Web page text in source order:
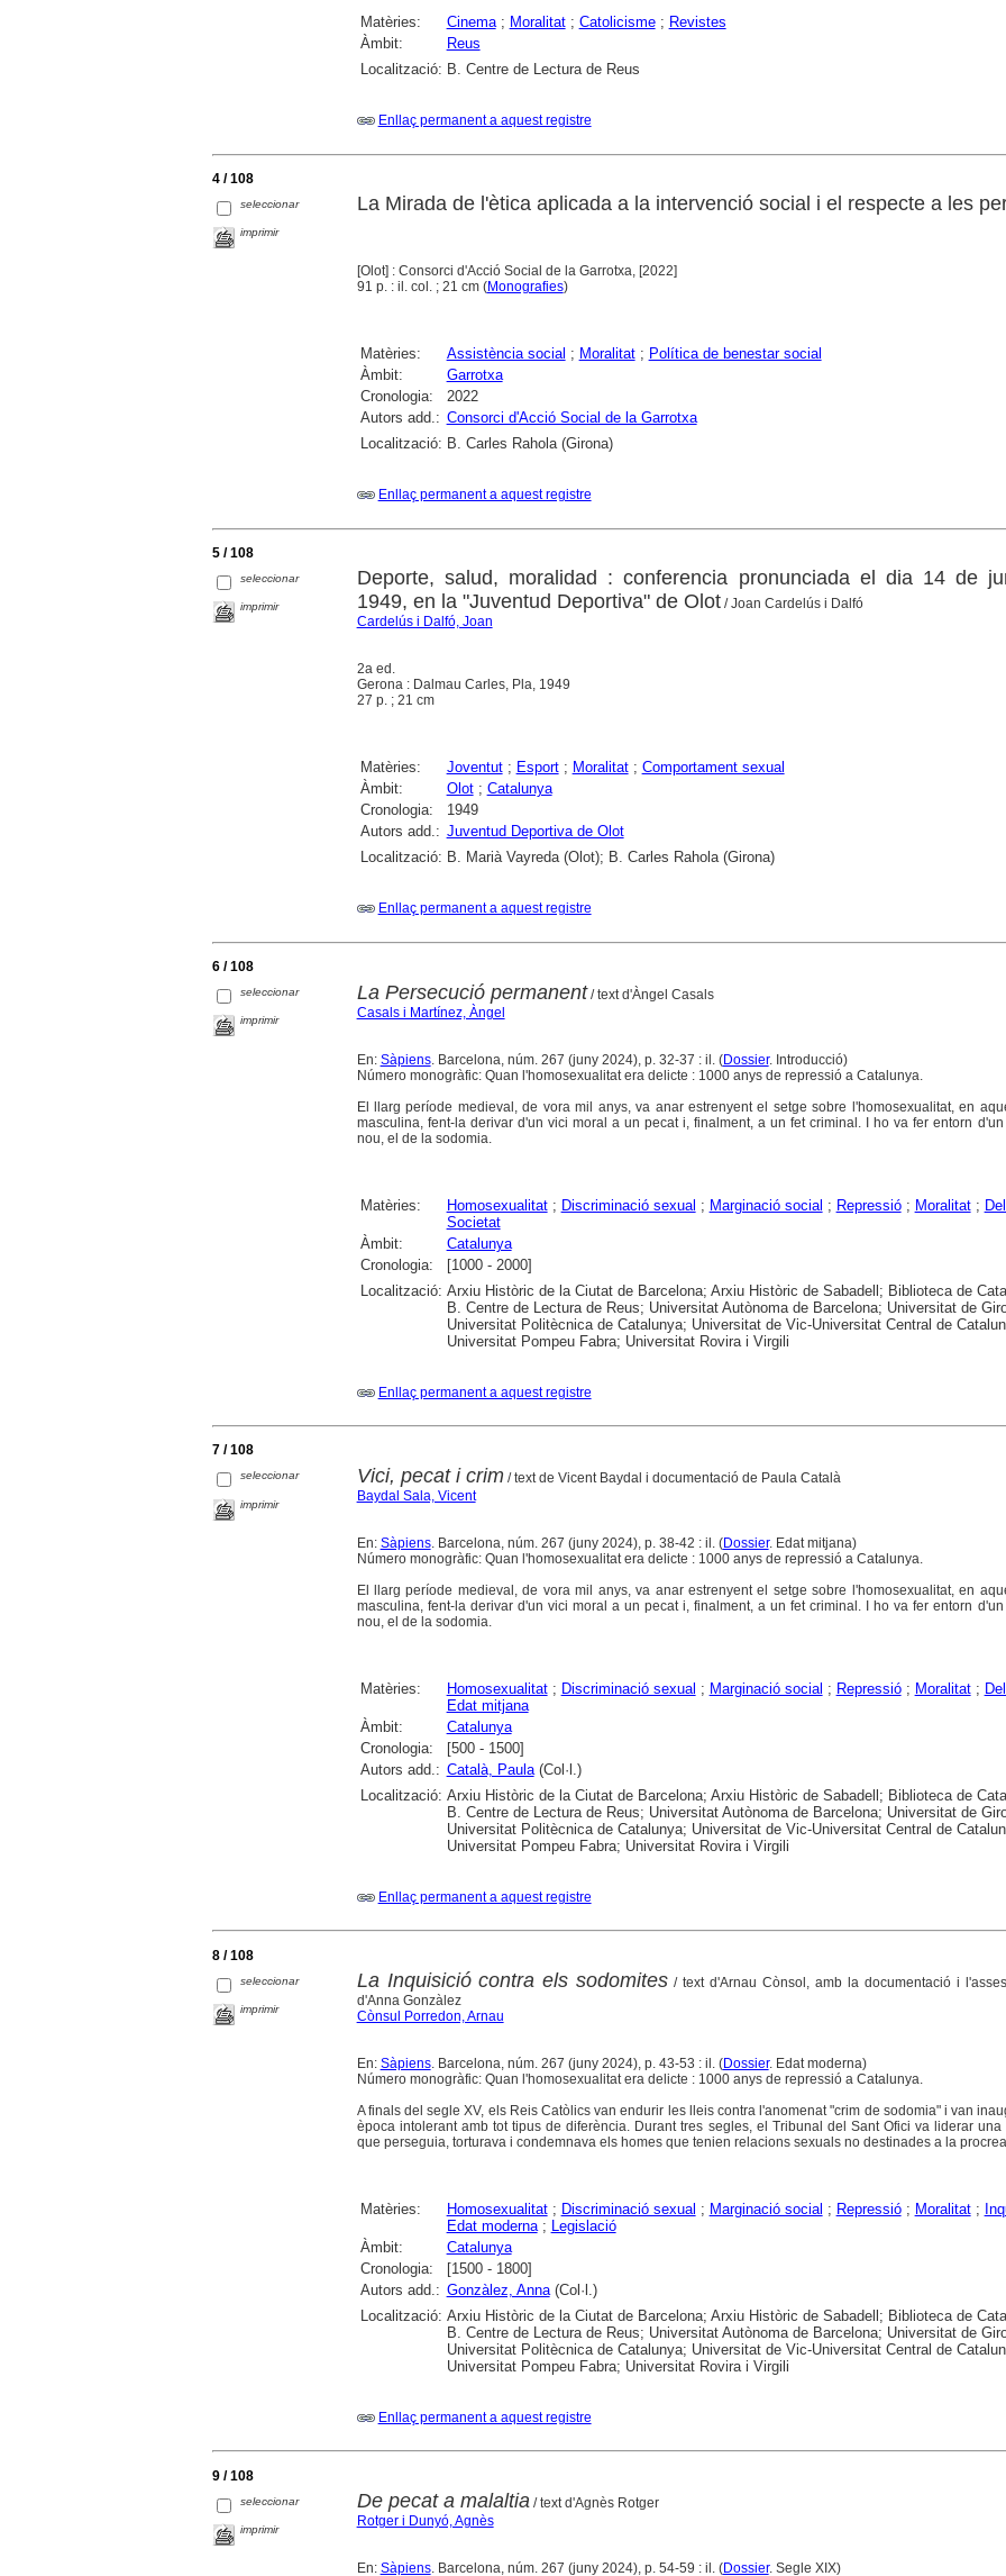
Matèries: Cinema; Moralitat; Catolicisme; Revistes
Àmbit:
Reus
Localització: B. Centre de Lectura de Reus
Enllaç permanent a aquest registre
4 / 108
seleccionar
imprimir
La Mirada de l'ètica aplicada a la intervenció social i el respecte a les
[Olot] : Consorci d'Acció Social de la Garrotxa, [2022]
91 p. : il. col. ; 21 cm (Monografies)
Matèries: Assistència social ; Moralitat; Política de benestar social
Àmbit:
Garrotxa
Cronologia:
2022
Autors add.: Consorci d'Acció Social de la Garrotxa
Localització: B. Carles Rahola (Girona)
Enllaç permanent a aquest registre
5 / 108
seleccionar
imprimir
Deporte, salud, moralidad : conferencia pronunciada el dia 14 de
1949, en la "Juventud Deportiva" de Olot/ Joan Cardelús i Dalfó
Cardelús i Dalfó, Joan
2a ed.
Gerona : Dalmau Carles, Pla, 1949
27 p. ; 21 cm
Matèries: Joventut; Esport; Moralitat; Comportament sexual
Àmbit:
Olot; Catalunya
Cronologia:
1949
Autors add.: Juventud Deportiva de Olot
Localització: B. Marià Vayreda (Olot); B. Carles Rahola (Girona)
Enllaç permanent a aquest registre
6 / 108
seleccionar
imprimir
La Persecució permanent/ text d'Àngel Casals
Casals i Martínez, Àngel
En: Sàpiens. Barcelona, núm. 267 (juny 2024), p. 32-37 : il. (Dossier. Introducció)
Número monogràfic: Quan l'homosexualitat era delicte : 1000 anys de repressió a Catalunya.
El llarg període medieval, de vora mil anys, va anar estrenyent el setge sobre l'homosexualitat, en
masculina, fent-la derivar d'un vici moral a un pecat i, finalment, a un fet criminal. I ho va fer entorn d'un
nou, el de la sodomia.
Matèries: Homosexualitat; Discriminació sexual ; Marginació social ; Repressió; Moralitat;
Societat
Àmbit:
Catalunya
Cronologia:
[1000 - 2000]
Localització: Arxiu Històric de la Ciutat de Barcelona; Arxiu Històric de Sabadell; Biblioteca de
B. Centre de Lectura de Reus; Universitat Autònoma de Barcelona; Universitat de
Universitat Politècnica de Catalunya; Universitat de Vic-Universitat Central de
Universitat Pompeu Fabra; Universitat Rovira i Virgili
Enllaç permanent a aquest registre
7 / 108
seleccionar
imprimir
Vici, pecat i crim/ text de Vicent Baydal i documentació de Paula Català
Baydal Sala, Vicent
En: Sàpiens. Barcelona, núm. 267 (juny 2024), p. 38-42 : il. (Dossier. Edat mitjana)
Número monogràfic: Quan l'homosexualitat era delicte : 1000 anys de repressió a Catalunya.
El llarg període medieval, de vora mil anys, va anar estrenyent el setge sobre l'homosexualitat, en
masculina, fent-la derivar d'un vici moral a un pecat i, finalment, a un fet criminal. I ho va fer entorn d'un
nou, el de la sodomia.
Matèries: Homosexualitat; Discriminació sexual ; Marginació social ; Repressió; Moralitat;
Edat mitjana
Àmbit:
Catalunya
Cronologia:
[500 - 1500]
Autors add.: Català, Paula(Col·l.)
Localització: Arxiu Històric de la Ciutat de Barcelona; Arxiu Històric de Sabadell; Biblioteca de
B. Centre de Lectura de Reus; Universitat Autònoma de Barcelona; Universitat de
Universitat Politècnica de Catalunya; Universitat de Vic-Universitat Central de
Universitat Pompeu Fabra; Universitat Rovira i Virgili
Enllaç permanent a aquest registre
8 / 108
seleccionar
imprimir
La Inquisició contra els sodomites / text d'Arnau Cònsol, amb la documentació i
d'Anna Gonzàlez
Cònsul Porredon, Arnau
En: Sàpiens. Barcelona, núm. 267 (juny 2024), p. 43-53 : il. (Dossier. Edat moderna)
Número monogràfic: Quan l'homosexualitat era delicte : 1000 anys de repressió a Catalunya.
A finals del segle XV, els Reis Catòlics van endurir les lleis contra l'anomenat "crim de sodomia" i van
època intolerant amb tot tipus de diferència. Durant tres segles, el Tribunal del Sant Ofici va liderar una
que perseguia, torturava i condemnava els homes que tenien relacions sexuals no destinades a la
Matèries: Homosexualitat; Discriminació sexual ; Marginació social ; Repressió; Moralitat;
Edat moderna;
Legislació
Àmbit:
Catalunya
Cronologia:
[1500 - 1800]
Autors add.: Gonzàlez, Anna(Col·l.)
Localització: Arxiu Històric de la Ciutat de Barcelona; Arxiu Històric de Sabadell; Biblioteca de
B. Centre de Lectura de Reus; Universitat Autònoma de Barcelona; Universitat de
Universitat Politècnica de Catalunya; Universitat de Vic-Universitat Central de
Universitat Pompeu Fabra; Universitat Rovira i Virgili
Enllaç permanent a aquest registre
9 / 108
seleccionar
imprimir
De pecat a malaltia/ text d'Agnès Rotger
Rotger i Dunyó, Agnès
En: Sàpiens. Barcelona, núm. 267 (juny 2024), p. 54-59 : il. (Dossier. Segle XIX)